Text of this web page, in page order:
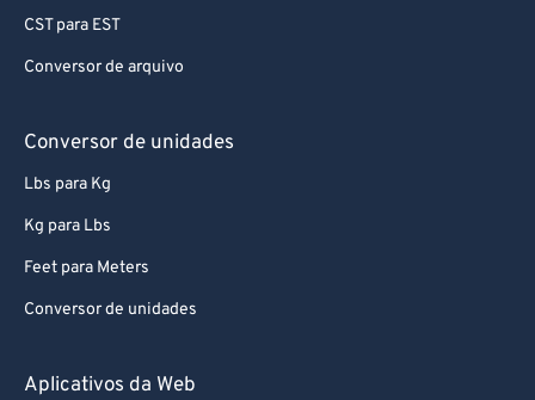
CST para EST
Conversor de arquivo
Conversor de unidades
Lbs para Kg
Kg para Lbs
Feet para Meters
Conversor de unidades
Aplicativos da Web